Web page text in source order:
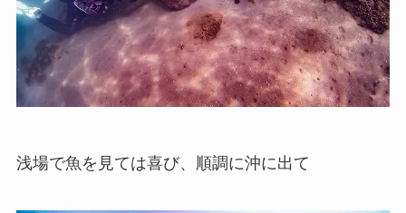
浅場で魚を見ては喜び、順調に沖に出て